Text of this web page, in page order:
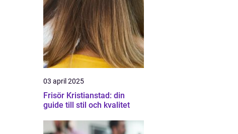
03 april 2025
Frisör Kristianstad: din
guide till stil och kvalitet